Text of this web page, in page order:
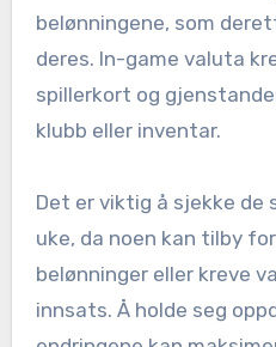
belønningene, som
deres. In-game valuta
spillerkort og
klubb eller inventar.
Det er viktig å sjekke de
uke, da noen kan tilby
belønninger eller kreve
innsats. Å holde seg